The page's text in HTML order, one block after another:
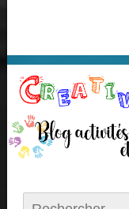
Rechercher :